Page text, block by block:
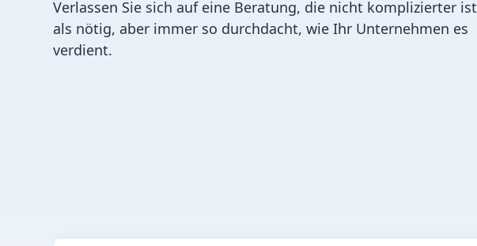
Verlassen Sie sich auf eine Beratung, die nicht komplizierter ist
als nötig, aber immer so durchdacht, wie Ihr Unternehmen es
verdient.